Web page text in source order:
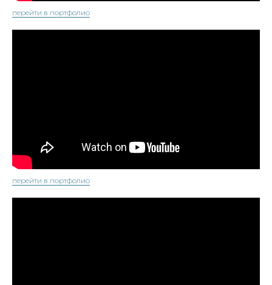
перейти в портфолио
перейти в портфолио